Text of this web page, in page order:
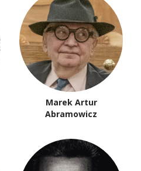
Marek Artur
Abramowicz